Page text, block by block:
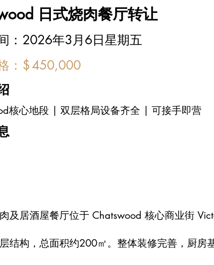
日式烧肉餐厅转让
： 2026年3月6日星期五
： $450,000
核心地段 | 双层格局设备齐全 | 可接手即营
及居酒屋餐厅位于 Chatswood 核心商业街
结构，总面积约200㎡。整体装修完善，厨房